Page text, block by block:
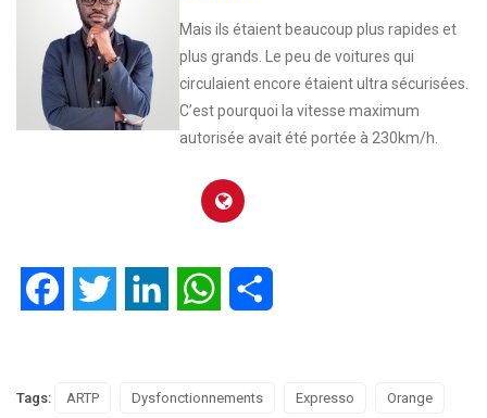
Mais ils étaient beaucoup plus rapides et
plus grands. Le peu de voitures qui
circulaient encore étaient ultra sécurisées.
C’est pourquoi la vitesse maximum
autorisée avait été portée à 230km/h.
FacebookTwitter LinkedIn WhatsApp
Tags: ARTP Dysfonctionnements Expresso Orange